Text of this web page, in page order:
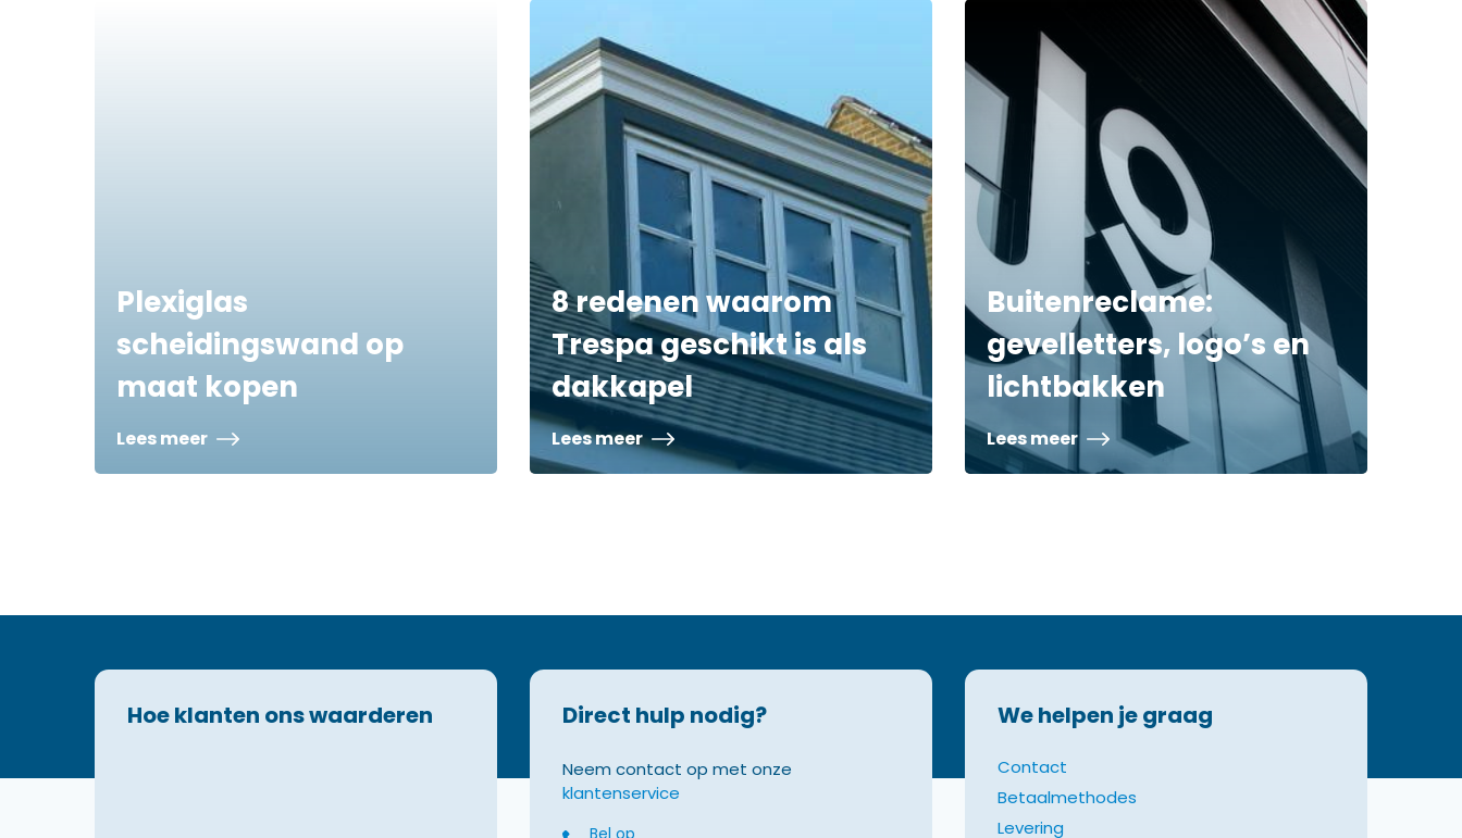
Plexiglas
scheidingswand op
maat kopen
Lees meer
8 redenen waarom
Trespa geschikt is als
dakkapel
Lees meer
Buitenreclame:
gevelletters, logo’s en
lichtbakken
Lees meer
Hoe klanten ons waarderen Direct hulp nodig?
Neem contact op met onze
klantenservice
Bel op
We helpen je graag
Contact
Betaalmethodes
Levering